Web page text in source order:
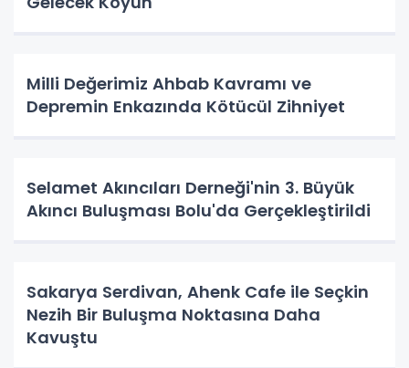
Milli Değerimiz Ahbab Kavramı ve
Depremin Enkazında Kötücül Zihniyet
Selamet Akıncıları Derneği'nin 3. Büyük
Akıncı Buluşması Bolu'da Gerçekleştirildi
Sakarya Serdivan, Ahenk Cafe ile Seçkin
Nezih Bir Buluşma Noktasına Daha
Kavuştu